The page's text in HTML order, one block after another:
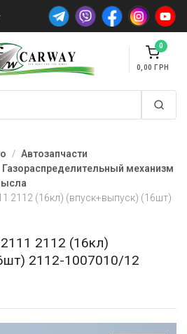
0
0,00
Автозапчасти
Газораспределительный механизм
2112 (16кл) (впуск+выпуск) (16шт)
2112 (16кл)
2112-1007010/12